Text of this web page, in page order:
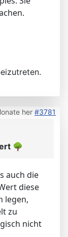
her #3781
🌳
auch die
diese
legen,
zu
nicht